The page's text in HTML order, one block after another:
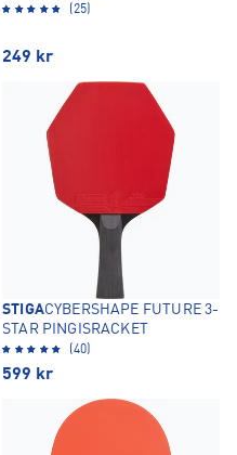
(25)
249 kr
STIGACYBERSHAPE FUTURE 3-
STAR PINGISRACKET
(40)
599 kr